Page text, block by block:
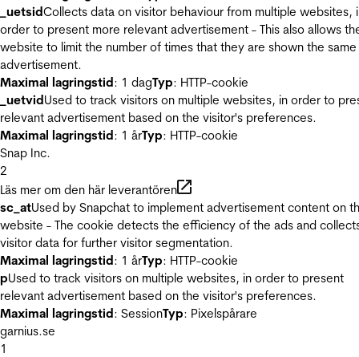
_uetsidCollects data on visitor behaviour from multiple websites,
order to present more relevant advertisement - This also allows
website to limit the number of times that they are shown the same
advertisement.
Maximal lagringstid: 1 dagTyp: HTTP-cookie
_uetvidUsed to track visitors on multiple websites, in order to
relevant advertisement based on the visitor's preferences.
Maximal lagringstid: 1 årTyp: HTTP-cookie
Snap Inc.
2
Läs mer om den här leverantören
sc_atUsed by Snapchat to implement advertisement content on
website - The cookie detects the efficiency of the ads and
visitor data for further visitor segmentation.
Maximal lagringstid: 1 årTyp: HTTP-cookie
pUsed to track visitors on multiple websites, in order to present
relevant advertisement based on the visitor's preferences.
Maximal lagringstid: SessionTyp: Pixelspårare
garnius.se
1